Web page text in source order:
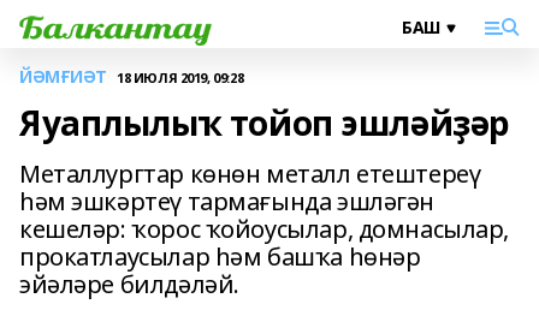
ЙӘМҒИӘТ 18 ИЮЛЯ 2019, 09:28
Яуаплылыҡ тойоп эшләйҙәр
Металлургтар көнөн металл етештереү
һәм эшкәртеү тармағында эшләгән
кешеләр: ҡорос ҡойоусылар, домнасылар,
прокатлаусылар һәм башҡа һөнәр
эйәләре билдәләй.